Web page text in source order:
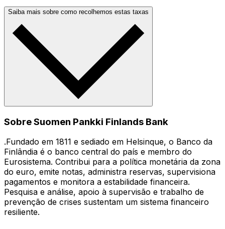
Saiba mais sobre como recolhemos estas taxas
Sobre Suomen Pankki Finlands Bank
.Fundado em 1811 e sediado em Helsinque, o Banco da
Finlândia é o banco central do país e membro do
Eurosistema. Contribui para a política monetária da zona
do euro, emite notas, administra reservas, supervisiona
pagamentos e monitora a estabilidade financeira.
Pesquisa e análise, apoio à supervisão e trabalho de
prevenção de crises sustentam um sistema financeiro
resiliente.